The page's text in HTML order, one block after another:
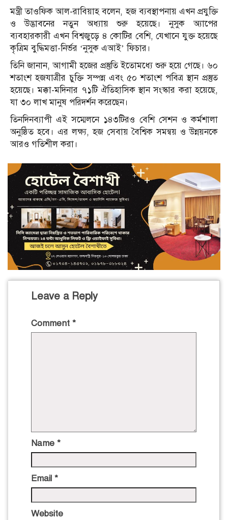
মন্ত্রী তাওফিক আল-রাবিয়াহ বলেন, হজ ব্যবস্থাপনায় এখন প্রযুক্তি
ও উদ্ভাবনের নতুন অধ্যায় শুরু হয়েছে। নুসুক অ্যাপের
ব্যবহারকারী এখন বিশ্বজুড়ে ৪ কোটির বেশি, যেখানে যুক্ত হয়েছে
কৃত্রিম বুদ্ধিমত্তা-নির্ভর ‘নুসুক এআই’ ফিচার।
তিনি জানান, আগামী হজের প্রস্তুতি ইতোমধ্যে শুরু হয়ে গেছে। ৬০
শতাংশ হজযাত্রীর চুক্তি সম্পন্ন এবং ৫০ শতাংশ পবিত্র স্থান প্রস্তুত
হয়েছে। মক্কা-মদিনার ৭১টি ঐতিহাসিক স্থান সংস্কার করা হয়েছে,
যা ৩০ লাখ মানুষ পরিদর্শন করেছেন।
তিনদিনব্যাপী এই সম্মেলনে ১৪৩টিরও বেশি সেশন ও কর্মশালা
অনুষ্ঠিত হবে। এর লক্ষ্য, হজ সেবায় বৈশ্বিক সমন্বয় ও উন্নয়নকে
আরও গতিশীল করা।
Leave a Reply
Comment *
Name *
Email *
Website